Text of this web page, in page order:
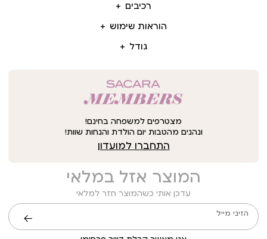
רכיבים
הוראות שימוש
גודל
מצטרפים למשפחה בחינם!
ונהנים מהטבות יום הולדת והנחות שוות!
התחברו למועדון
המוצר אזל במלאי
עדכן אותי כשהמוצר חזר למלאי
הזיני מייל
שליחה